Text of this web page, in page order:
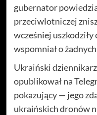
gubernator
przeciwlotniczej
wcześniej
wspomniał o
Ukraiński
opublikował na
pokazujący — jego
ukraińskich dronów